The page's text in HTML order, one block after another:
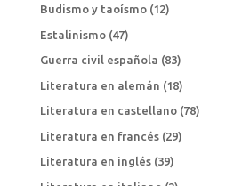
Budismo y taoísmo(12)
Estalinismo(47)
Guerra civil española (83)
Literatura en alemán (18)
Literatura en castellano(78)
Literatura en francés(29)
Literatura en inglés(39)